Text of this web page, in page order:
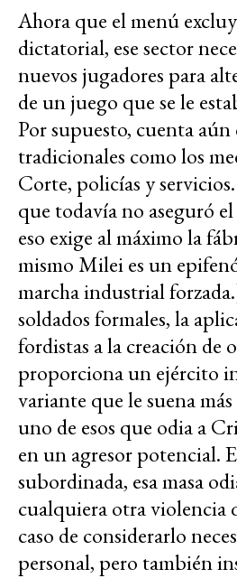
Ahora que el menú
dictatorial, ese sector
nuevos jugadores para
de un juego que se le
Por supuesto, cuenta aún
tradicionales como los
Corte, policías y
que todavía no aseguró
eso exige al máximo la
mismo Milei es un
marcha industrial
soldados formales, la
fordistas a la creación de
proporciona un ejército
variante que le suena
uno de esos que odia a
en un agresor potencial.
subordinada, esa masa
cualquiera otra violencia
caso de considerarlo
personal, pero también